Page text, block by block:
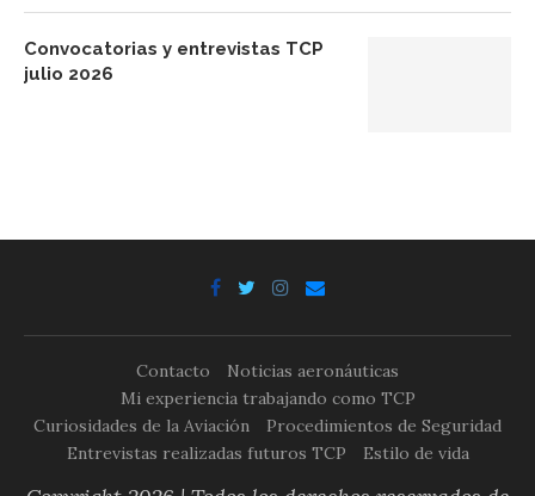
Convocatorias y entrevistas TCP
julio 2026
Contacto
Noticias aeronáuticas
Mi experiencia trabajando como TCP
Curiosidades de la Aviación
Procedimientos de Seguridad
Entrevistas realizadas futuros TCP
Estilo de vida